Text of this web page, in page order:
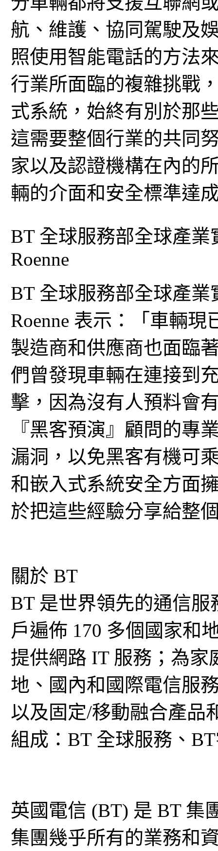
航、維護、協同駕駛及
照使用智能電話的方法
行業所面臨的複雜挑戰
式系統，始終有別於那
這需要整個行業的共同
家以及認證機構在內的
輛的介面和安全標準達
BT 全球服務部全球產業
Roenne
BT 全球服務部全球產業
Roenne 表示：「車輛
製造商和供應商也面臨
們曾發現車輛在連接到
擊，因為沒有人預料會
『黑客預演』顧問的專
漏洞，以免黑客有機可
和嵌入式系統安全方面
於把這些經驗分享給整
關於 BT
BT 是世界領先的通信
戶遍佈 170 多個國家和
提供網路 IT 服務；為家
地、國內和國際電信服
以及固定/移動融合產品
組成：BT 全球服務、
英國電信 (BT) 是 BT 集
集團幾乎所有的業務和